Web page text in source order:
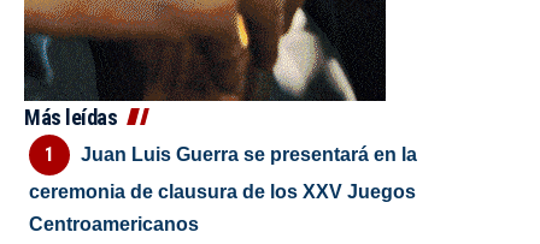
Más leídas
Juan Luis Guerra se presentará en la
ceremonia de clausura de los XXV Juegos
Centroamericanos